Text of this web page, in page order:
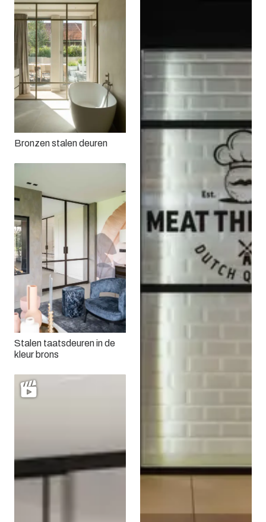
Bronzen stalen deuren
Stalen taatsdeuren in de
kleur brons